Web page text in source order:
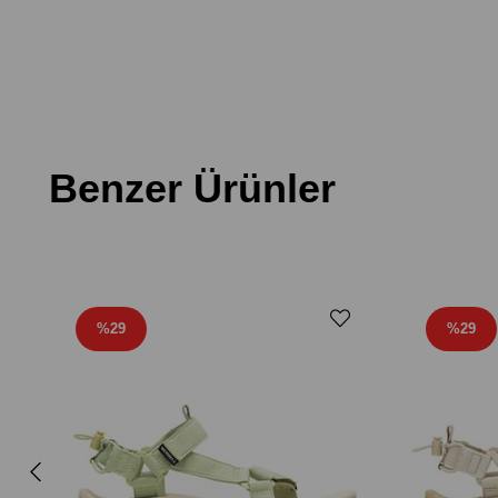
Benzer Ürünler
%29 %29